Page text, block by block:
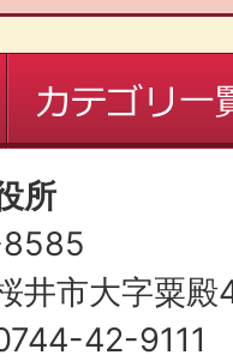
所
井市大字粟
42-9111